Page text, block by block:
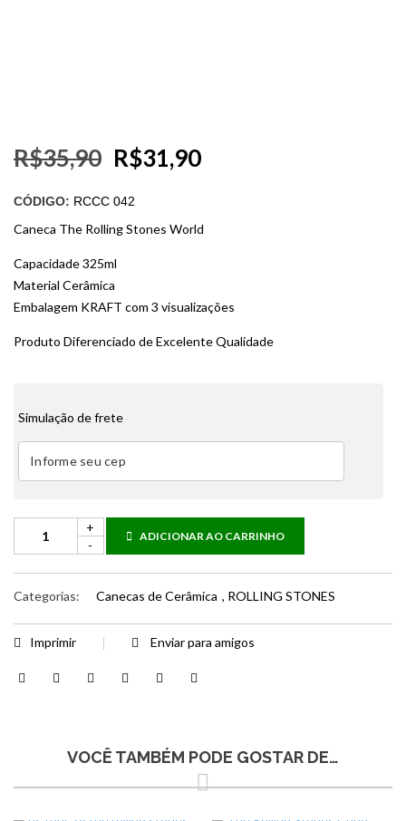
R$35,90 R$31,90
CÓDIGO: RCCC 042
Caneca The Rolling Stones World
Capacidade 325ml
Material Cerâmica
Embalagem KRAFT com 3 visualizações
Produto Diferenciado de Excelente Qualidade
Simulação de frete
ADICIONAR AO CARRINHO
Categorias: Canecas de Cerâmica , ROLLING STONES
Imprimir Enviar para amigos
VOCÊ TAMBÉM PODE GOSTAR DE…